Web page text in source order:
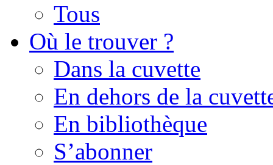
Tous
Où le trouver ?
Dans la cuvette
En dehors de la
En bibliothèque
S’abonner